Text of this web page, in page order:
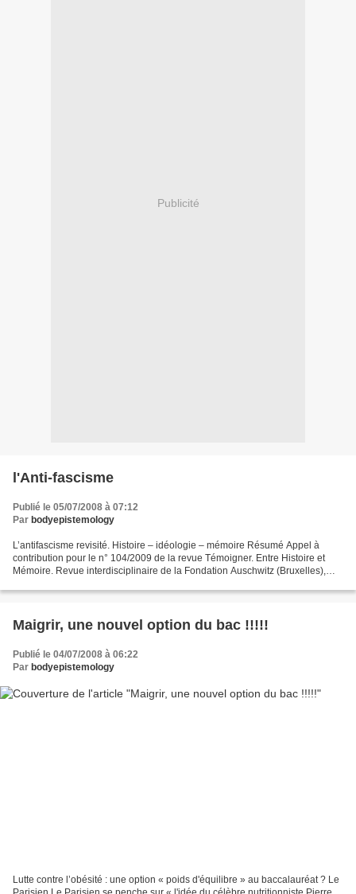
Publicité
l'Anti-fascisme
Publié le 05/07/2008 à 07:12
Par bodyepistemology
L’antifascisme revisité. Histoire – idéologie – mémoire Résumé Appel à
contribution pour le n° 104/2009 de la revue Témoigner. Entre Histoire et
Mémoire. Revue interdisciplinaire de la Fondation Auschwitz (Bruxelles),
Maigrir, une nouvel option du bac !!!!!
Publié le 04/07/2008 à 06:22
Par bodyepistemology
Lutte contre l’obésité : une option « poids d'équilibre » au baccalauréat ? Le